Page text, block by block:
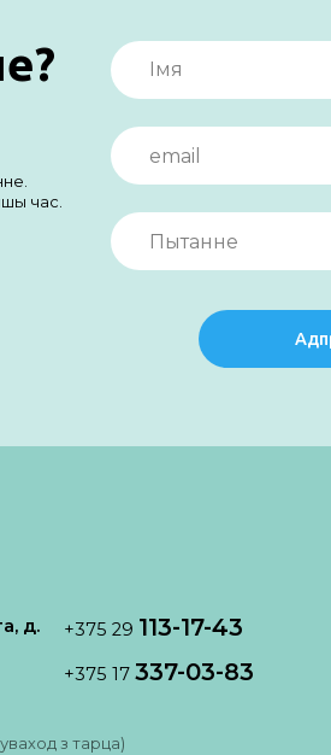
час.
д.
з тарца)
+375 29 113-17-43
+375 17337-03-83